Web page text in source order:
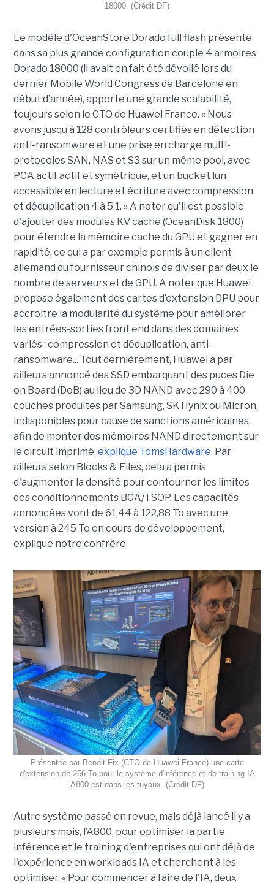
18000. (Crédit DF)
Le modèle d'OceanStore Dorado full flash présenté
dans sa plus grande configuration couple 4 armoires
Dorado 18000 (il avait en fait été dévoilé lors du
dernier Mobile World Congress de Barcelone en
début d’année), apporte une grande scalabilité,
toujours selon le CTO de Huawei France. « Nous
avons jusqu’à 128 contrôleurs certifiés en détection
anti-ransomware et une prise en charge multi-
protocoles SAN, NAS et S3 sur un même pool, avec
PCA actif actif et symétrique, et un bucket lun
accessible en lecture et écriture avec compression
et déduplication 4 à 5:1. » A noter qu'il est possible
d'ajouter des modules KV cache (OceanDisk 1800)
pour étendre la mémoire cache du GPU et gagner en
rapidité, ce qui a par exemple permis à un client
allemand du fournisseur chinois de diviser par deux le
nombre de serveurs et de GPU. A noter que Huawei
propose également des cartes d’extension DPU pour
accroitre la modularité du système pour améliorer
les entrées-sorties front end dans des domaines
variés : compression et déduplication, anti-
ransomware... Tout dernièrement, Huawei a par
ailleurs annoncé des SSD embarquant des puces Die
on Board (DoB) au lieu de 3D NAND avec 290 à 400
couches produites par Samsung, SK Hynix ou Micron,
indisponibles pour cause de sanctions américaines,
afin de monter des mémoires NAND directement sur
le circuit imprimé, explique TomsHardware. Par
ailleurs selon Blocks & Files, cela a permis
d'augmenter la densité pour contourner les limites
des conditionnements BGA/TSOP. Les capacités
annoncées vont de 61,44 à 122,88 To avec une
version à 245 To en cours de développement,
explique notre confrère.
Présentée par Benoit Fix (CTO de Huawei France) une carte
d'extension de 256 To pour le système d'inférence et de training IA
A800 est dans les tuyaux. (Crédit DF)
Autre système passé en revue, mais déjà lancé il y a
plusieurs mois, l’A800, pouroptimiser la partie
inférence et le training d'entreprises qui ont déjà de
l'expérience en workloadsIA et cherchent à les
optimiser. « Pour commencer à faire de l'IA, deux